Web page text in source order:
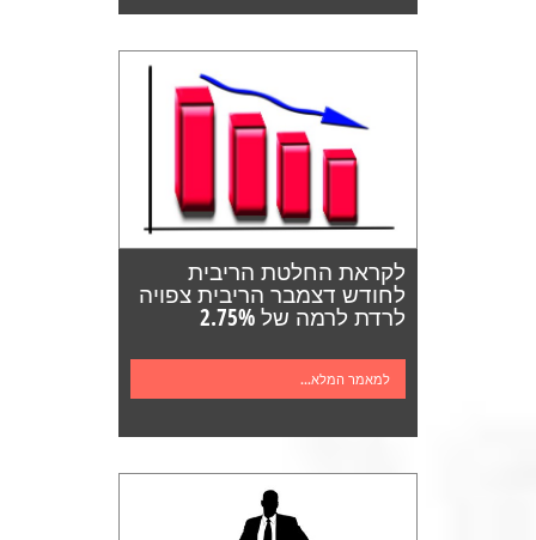
לקראת החלטת הריבית
לחודש דצמבר הריבית צפויה
לרדת לרמה של 2.75%
למאמר המלא...